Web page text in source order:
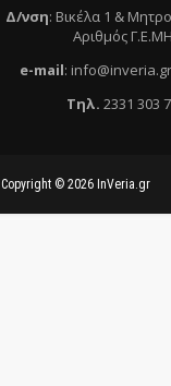
Δ/νση: Βικέλα 1 &
Αριθμός
e-mail: info@inveria.gr
Τηλ. 2331 303
Copyright © 2026 InVeria.gr